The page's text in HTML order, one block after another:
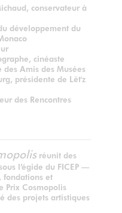
conservateur à
développement du
cinéaste
des Amis des Musées
présidente de Lët'z
des Rencontres
réunit des
l’égide du FICEP —
fondations et
Prix Cosmopolis
des projets artistiques